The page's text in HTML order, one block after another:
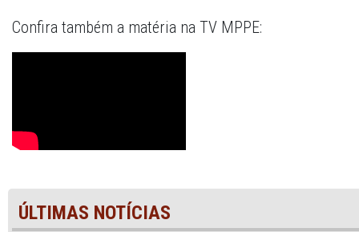
Confira também a matéria na TV MPPE:
ÚLTIMAS NOTÍCIAS